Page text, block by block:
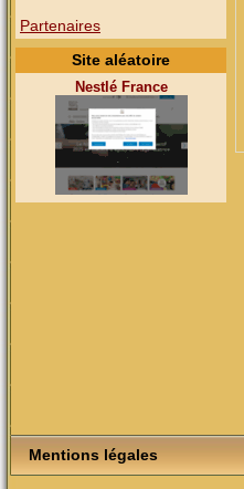
Partenaires
Site aléatoire
Nestlé France
Mentions légales